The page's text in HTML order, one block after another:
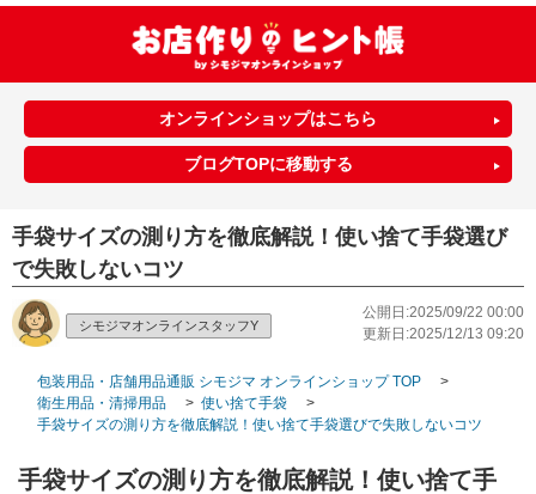
オンラインショップはこちら
ブログTOPに移動する
手袋サイズの測り方を徹底解説！使い捨て手袋選び
で失敗しないコツ
シモジマオンラインスタッフY
公開日:2025/09/22 00:00
更新日:2025/12/13 09:20
包装用品・店舗用品通販 シモジマ オンラインショップ TOP
>
衛生用品・清掃用品
> 使い捨て手袋
>
手袋サイズの測り方を徹底解説！使い捨て手袋選びで失敗しないコツ
手袋サイズの測り方を徹底解説！使い捨て手